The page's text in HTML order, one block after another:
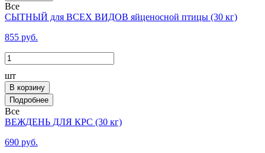
Все
СЫТНЫЙ для ВСЕХ ВИДОВ яйценосной птицы (30 кг)
855 руб.
шт
В корзину
Все
ВЕЖДЕНЬ ДЛЯ КРС (30 кг)
690 руб.